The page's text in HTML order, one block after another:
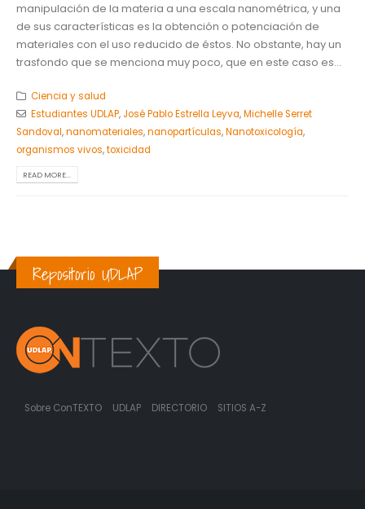
manipulación de la materia a una escala nanométrica, y una
de sus características es la obtención o potenciación de
materiales con el uso reducido de éstos. No obstante, hay un
trasfondo que se menciona muy poco, que en este caso es...
Ciencia y salud
Estudiantes UDLAP, José Pablo Estrella Leyva,Michelle Serret
Sandoval,nanomateriales,nanopartículas,Nanotoxicología,
organismos vivos,toxicidad
READ MORE...
Repositorio UDLAP
Sobre ConTEXTO UDLAP DIRECTORIO SITIOS A-Z